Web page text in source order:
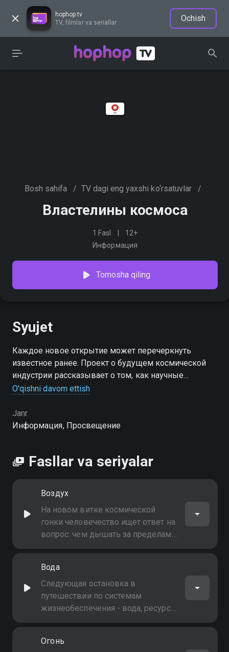
hophop.tv
TV, filmlar va seriallar
Ochish
Bosh sahifa / TV dagi eng yaxshi ko‘rsatuvlar /
Властелины космоса
1 Fasl
12+
Информация
Tomosha qiling
Syujet
Каждое новое открытие может перечеркнуть
известное ранее. Проект о будущем космической
индустрии рассказывает о том, как научные
эксперименты невиданных масштабов помогают
O'qishni davom ettish
Janr
Информация, Просвещение
Fasllar va seriyalar
Воздух
На новом витке космической
гонки человечество ищет ответ на
вопрос: чем дышать за пределами
Земли?
Вода
Следующая остановка в
путешествии по системам
жизнеобеспечения - вода, ресурс,
без которого немыслимо
за пределами Земли
Огонь